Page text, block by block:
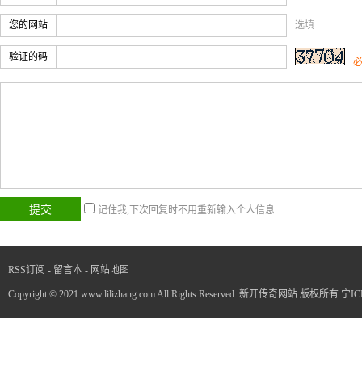
您的网站 选填
验证的码
记住我,下次回复时不用重新输入个人信息
RSS订阅 - 留言本 - 网站地图
Copyright © 2021 www.lilizhang.com All Rights Reserved. 新开传奇网站 版权所有 宁